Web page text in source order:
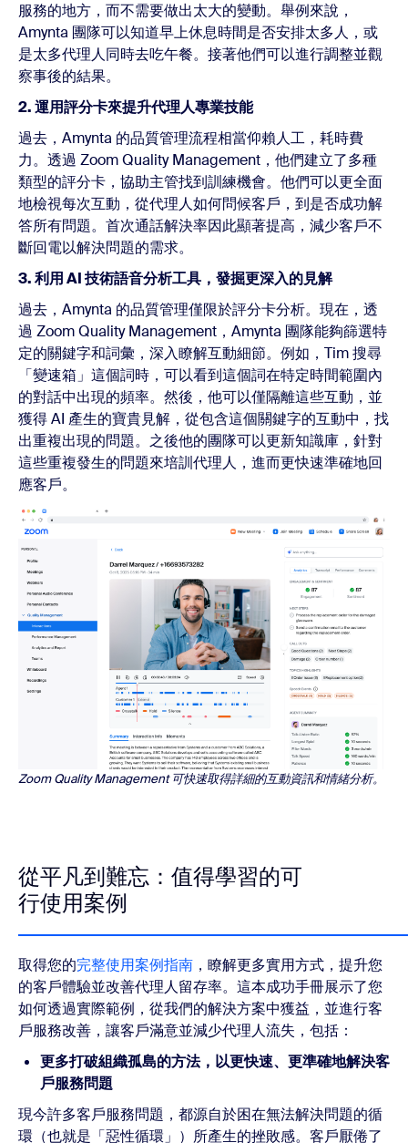
服務的地方，而不需要做出太大的變動。舉例來說，
Amynta 團隊可以知道早上休息時間是否安排太多人，或
是太多代理人同時去吃午餐。接著他們可以進行調整並觀
察事後的結果。
2. 運用評分卡來提升代理人專業技能
過去，Amynta 的品質管理流程相當仰賴人工，耗時費
力。透過 Zoom Quality Management，他們建立了多種
類型的評分卡，協助主管找到訓練機會。他們可以更全面
地檢視每次互動，從代理人如何問候客戶，到是否成功解
答所有問題。首次通話解決率因此顯著提高，減少客戶不
斷回電以解決問題的需求。
3. 利用 AI 技術語音分析工具，發掘更深入的見解
過去，Amynta 的品質管理僅限於評分卡分析。現在，透
過 Zoom Quality Management，Amynta 團隊能夠篩選特
定的關鍵字和詞彙，深入瞭解互動細節。例如，Tim 搜尋
「變速箱」這個詞時，可以看到這個詞在特定時間範圍內
的對話中出現的頻率。然後，他可以僅隔離這些互動，並
獲得 AI 產生的寶貴見解，從包含這個關鍵字的互動中，找
出重複出現的問題。之後他的團隊可以更新知識庫，針對
這些重複發生的問題來培訓代理人，進而更快速準確地回
應客戶。
Zoom Quality Management 可快速取得詳細的互動資訊和情緒分析。
從平凡到難忘：值得學習的可
行使用案例
取得您的完整使用案例指南 ，瞭解更多實用方式，提升您
的客戶體驗並改善代理人留存率。這本成功手冊展示了您
如何透過實際範例，從我們的解決方案中獲益，並進行客
戶服務改善，讓客戶滿意並減少代理人流失，包括：
更多打破組織孤島的方法，以更快速、更準確地解決客
戶服務問題
現今許多客戶服務問題，都源自於困在無法解決問題的循
環（也就是「惡性循環」）所產生的挫敗感。客戶厭倦了